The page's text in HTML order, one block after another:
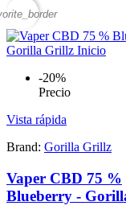
-20%
Precio
Vista rápida
Brand: Gorilla Grillz
Vaper CBD 75 %
Blueberry -